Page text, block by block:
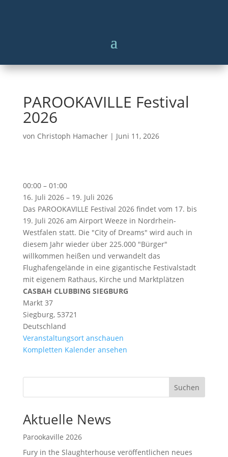
PAROOKAVILLE Festival
2026
von Christoph Hamacher| Juni 11, 2026
PAROOKAVILLE
Festival
2026
00:00 – 01:00
16. Juli 2026 – 19. Juli 2026
Das PAROOKAVILLE Festival 2026 findet vom 17. bis
19. Juli 2026 am Airport Weeze in Nordrhein-
Westfalen statt. Die "City of Dreams" wird auch in
diesem Jahr wieder über 225.000 "Bürger"
willkommen heißen und verwandelt das
Flughafengelände in eine gigantische Festivalstadt
mit eigenem Rathaus, Kirche und Marktplätzen
CASBAH CLUBBING SIEGBURG
Markt 37
Siegburg, 53721
Deutschland
Veranstaltungsort anschauen
Kompletten Kalender ansehen
Suchen
Aktuelle News
Parookaville 2026
Fury in the Slaughterhouse veröffentlichen neues